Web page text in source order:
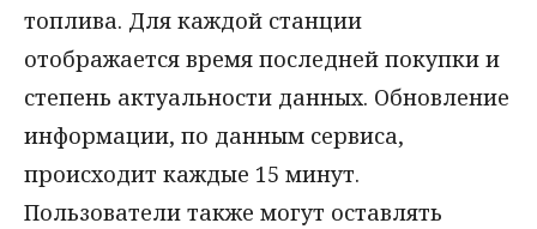
топлива. Для каждой станции
отображается время последней покупки и
степень актуальности данных. Обновление
информации, по данным сервиса,
происходит каждые 15 минут.
Пользователи также могут оставлять